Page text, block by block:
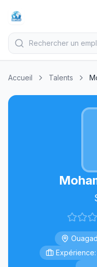
Accueil Talents
Expérience: